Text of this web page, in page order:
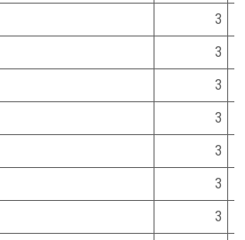
3
3
3
3
3
3
3